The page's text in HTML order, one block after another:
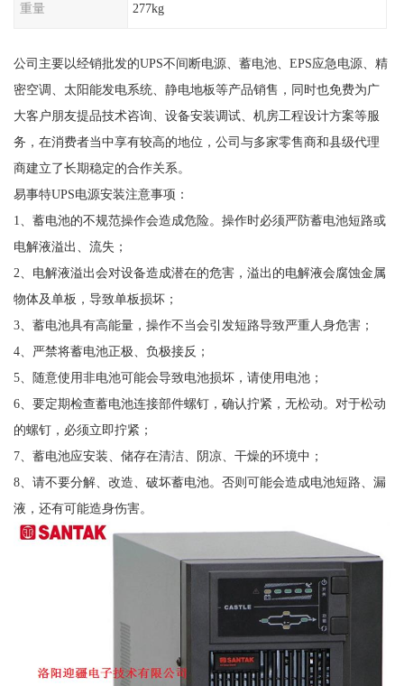
重量 277kg
公司主要以经销批发的UPS不间断电源、蓄电池、EPS应急电源、精
密空调、太阳能发电系统、静电地板等产品销售，同时也免费为广
大客户朋友提品技术咨询、设备安装调试、机房工程设计方案等服
务，在消费者当中享有较高的地位，公司与多家零售商和县级代理
商建立了长期稳定的合作关系。
易事特UPS电源安装注意事项：
1、蓄电池的不规范操作会造成危险。操作时必须严防蓄电池短路或
电解液溢出、流失；
2、电解液溢出会对设备造成潜在的危害，溢出的电解液会腐蚀金属
物体及单板，导致单板损坏；
3、蓄电池具有高能量，操作不当会引发短路导致严重人身危害；
4、严禁将蓄电池正极、负极接反；
5、随意使用非电池可能会导致电池损坏，请使用电池；
6、要定期检查蓄电池连接部件螺钉，确认拧紧，无松动。对于松动
的螺钉，必须立即拧紧；
7、蓄电池应安装、储存在清洁、阴凉、干燥的环境中；
8、请不要分解、改造、破坏蓄电池。否则可能会造成电池短路、漏
液，还有可能造身伤害。